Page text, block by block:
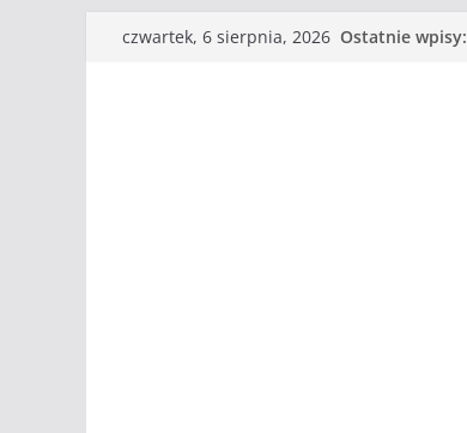
Przejdź
czwartek, 6 sierpnia, 2026 Ostatnie wpisy: